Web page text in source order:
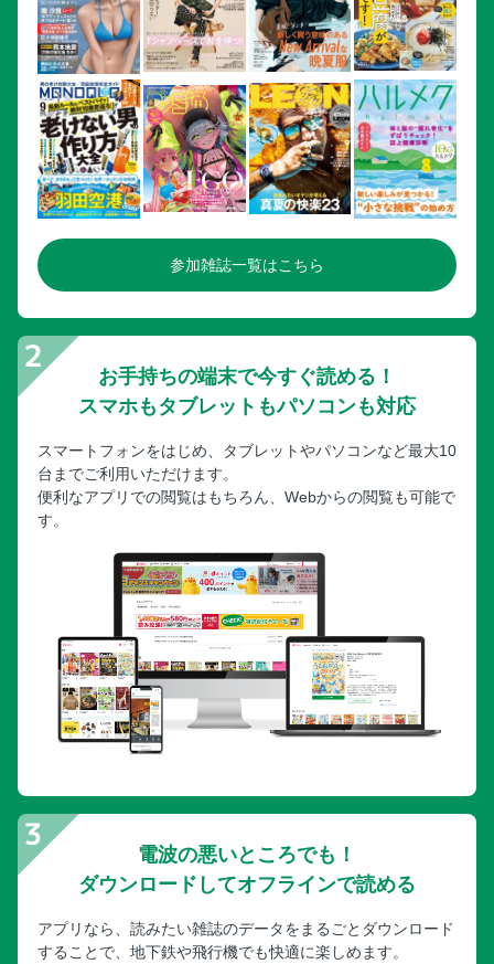
参加雑誌一覧はこちら
お手持ちの端末で今すぐ読める！
スマホもタブレットもパソコンも対応
スマートフォンをはじめ、タブレットやパソコンなど最大10
台までご利用いただけます。
便利なアプリでの閲覧はもちろん、Webからの閲覧も可能で
す。
電波の悪いところでも！
ダウンロードしてオフラインで読める
アプリなら、読みたい雑誌のデータをまるごとダウンロード
することで、地下鉄や飛行機でも快適に楽しめます。